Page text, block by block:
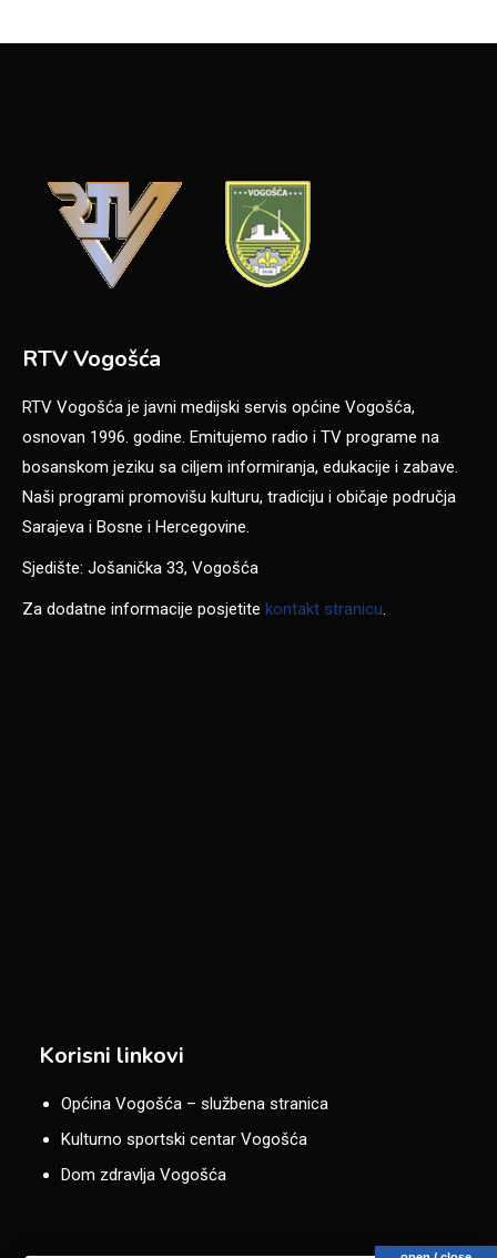
RTV Vogošća
RTV Vogošća je javni medijski servis općine Vogošća,
osnovan 1996. godine. Emitujemo radio i TV programe na
bosanskom jeziku sa ciljem informiranja, edukacije i zabave.
Naši programi promovišu kulturu, tradiciju i običaje područja
Sarajeva i Bosne i Hercegovine.
Sjedište: Jošanička 33, Vogošća
Za dodatne informacije posjetite kontakt stranicu.
Korisni linkovi
Općina Vogošća – službena stranica
Kulturno sportski centar Vogošća
Dom zdravlja Vogošća